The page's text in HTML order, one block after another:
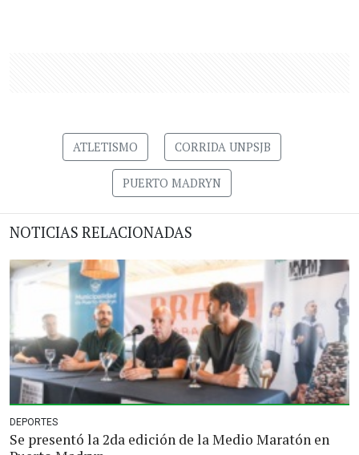
ATLETISMO CORRIDA UNPSJB
PUERTO MADRYN
NOTICIAS RELACIONADAS
DEPORTES
Se presentó la 2da edición de la Medio Maratón en